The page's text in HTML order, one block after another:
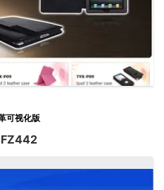
可视化版
FZ442